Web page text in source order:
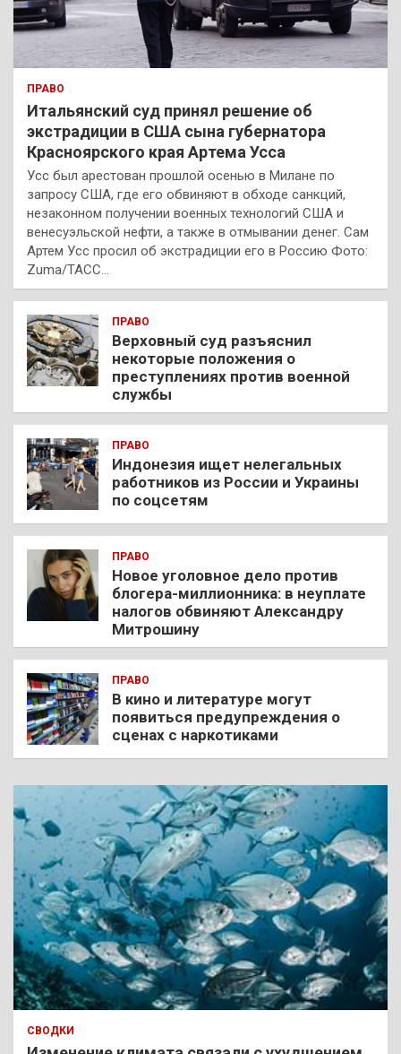
ПРАВО
Итальянский суд принял решение об
экстрадиции в США сына губернатора
Красноярского края Артема Усса
Усс был арестован прошлой осенью в Милане по
запросу США, где его обвиняют в обходе санкций,
незаконном получении военных технологий США и
венесуэльской нефти, а также в отмывании денег. Сам
Артем Усс просил об экстрадиции его в Россию Фото:
Zuma/ТАСС…
ПРАВО
Верховный суд разъяснил
некоторые положения о
преступлениях против военной
службы
ПРАВО
Индонезия ищет нелегальных
работников из России и Украины
по соцсетям
ПРАВО
Новое уголовное дело против
блогера-миллионника: в неуплате
налогов обвиняют Александру
Митрошину
ПРАВО
В кино и литературе могут
появиться предупреждения о
сценах с наркотиками
СВОДКИ